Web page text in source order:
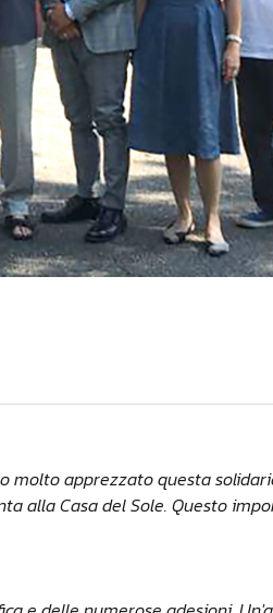
molto apprezzato questa
alla Casa del Sole. Questo